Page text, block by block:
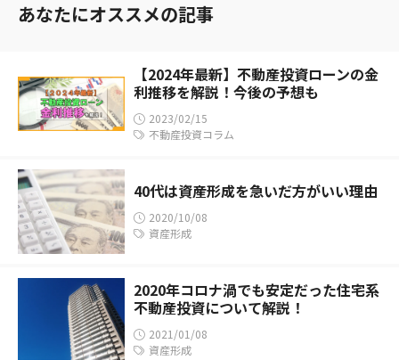
あなたにオススメの記事
【2024年最新】不動産投資ローンの金
利推移を解説！今後の予想も
2023/02/15
不動産投資コラム
40代は資産形成を急いだ方がいい理由
2020/10/08
資産形成
2020年コロナ渦でも安定だった住宅系
不動産投資について解説！
2021/01/08
資産形成